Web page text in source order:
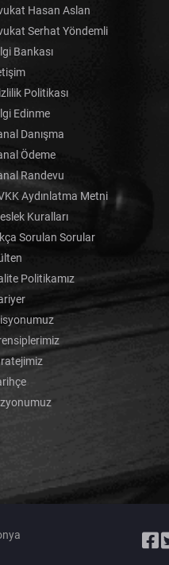
Hasan Aslan
Serhat Yöndemli
Bankası
Politikası
Edinme
Danışma
Ödeme
Randevu
Aydınlatma Metni
Kuralları
Sorulan Sorular
Politikamız